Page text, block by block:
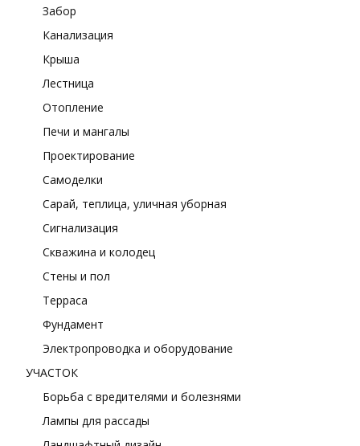
Забор
Канализация
Крыша
Лестница
Отопление
Печи и мангалы
Проектирование
Самоделки
Сарай, теплица, уличная уборная
Сигнализация
Скважина и колодец
Стены и пол
Терраса
Фундамент
Электропроводка и оборудование
УЧАСТОК
Борьба с вредителями и болезнями
Лампы для рассады